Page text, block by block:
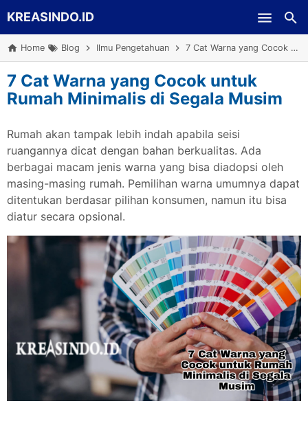
KREASINDO.ID
Home Blog Ilmu Pengetahuan 7 Cat Warna yang Cocok untuk Rumah Minimalis di Segala Musim
7 Cat Warna yang Cocok untuk
Rumah Minimalis di Segala Musim
Rumah akan tampak lebih indah apabila seisi
ruangannya dicat dengan bahan berkualitas. Ada
berbagai macam jenis warna yang bisa diadopsi oleh
masing-masing rumah. Pemilihan warna umumnya dapat
ditentukan berdasar pilihan konsumen, namun itu bisa
diatur secara opsional.